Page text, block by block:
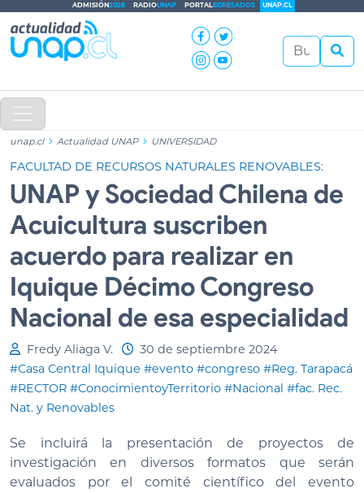
ADMISIÓN2026 RADIOUNAP PORTALEGRESADOS UNAP.CL
unap.cl Actualidad UNAP UNIVERSIDAD
FACULTAD DE RECURSOS NATURALES RENOVABLES:
UNAP y Sociedad Chilena de
Acuicultura suscriben
acuerdo para realizar en
Iquique Décimo Congreso
Nacional de esa especialidad
Fredy Aliaga V.
30 de septiembre 2024
#Casa Central Iquique #evento #congreso #Reg. Tarapacá
#RECTOR #ConocimientoyTerritorio #Nacional #fac. Rec.
Nat. y Renovables
Se incluirá la presentación de proyectos de
investigación en diversos formatos que serán
evaluados por el comité científico del evento